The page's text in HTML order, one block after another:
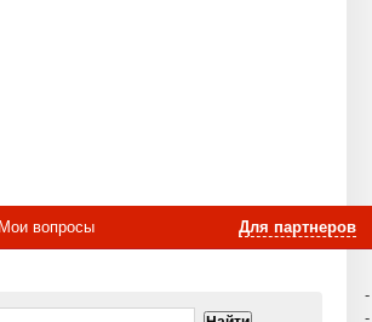
Для партнеров
Мои вопросы
-
-